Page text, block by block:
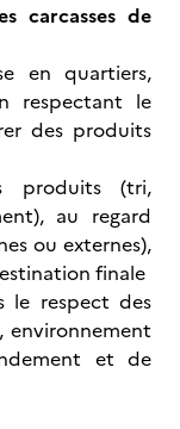
carcasses de
en quartiers,
respectant le
des produits
produits (tri,
au regard
ou externes),
finale
le respect des
environnement
et de